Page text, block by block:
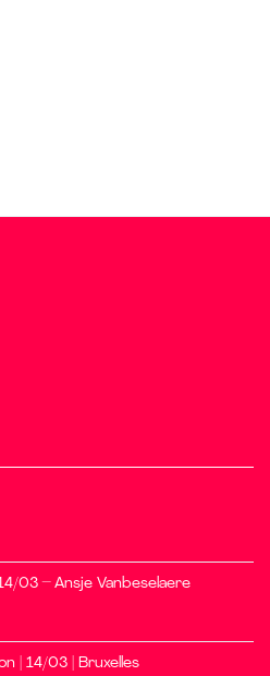
03 – Ansje Vanbeselaere
| 14/03 | Bruxelles